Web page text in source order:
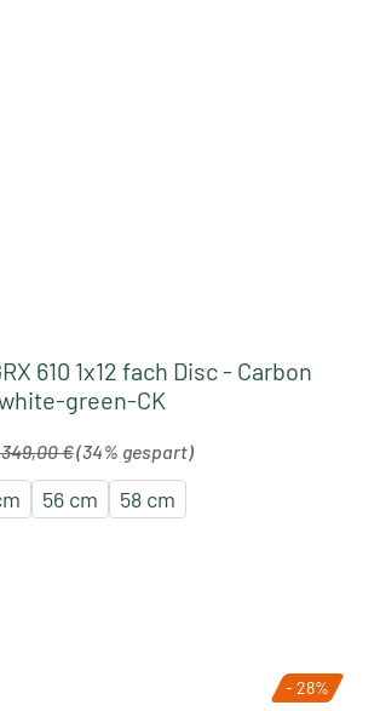
610 1x12 fach Disc - Carbon
Bike white-green-CK
Preis:
€(34% gespart)
56 cm 58 cm
- 28%